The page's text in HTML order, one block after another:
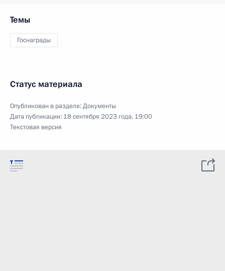
Темы
Госнаграды
Статус материала
Опубликован в разделе:Документы
Дата публикации: 18 сентября 2023 года, 19:00
Текстовая версия